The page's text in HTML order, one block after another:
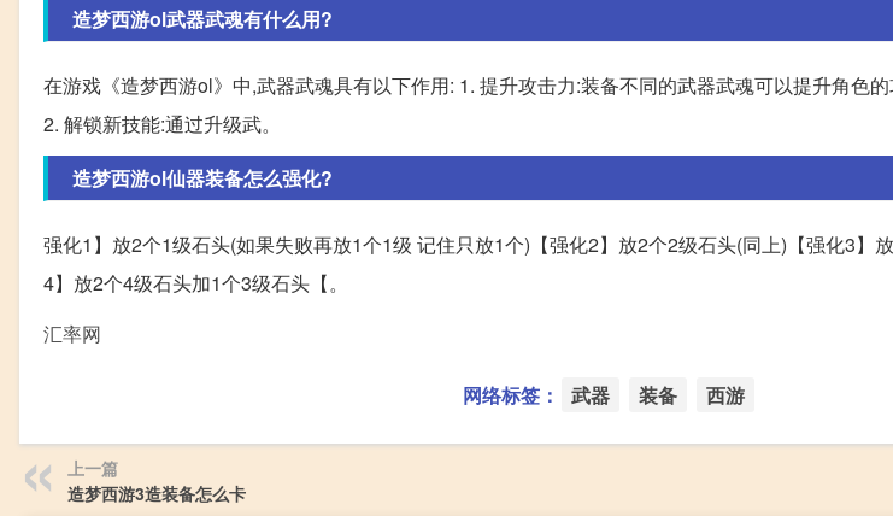
造梦西游ol武器武魂有什么用?
在游戏《造梦西游ol》中,武器武魂具有以下作用: 1. 提升攻击力:装备不同的武器武魂可以提升角色的
2. 解锁新技能:通过升级武。
造梦西游ol仙器装备怎么强化?
强化1】放2个1级石头(如果失败再放1个1级 记住只放1个)【强化2】放2个2级石头(同上)【强化3】
4】放2个4级石头加1个3级石头【。
汇率网
网络标签： 武器 装备 西游
上一篇
造梦西游3造装备怎么卡